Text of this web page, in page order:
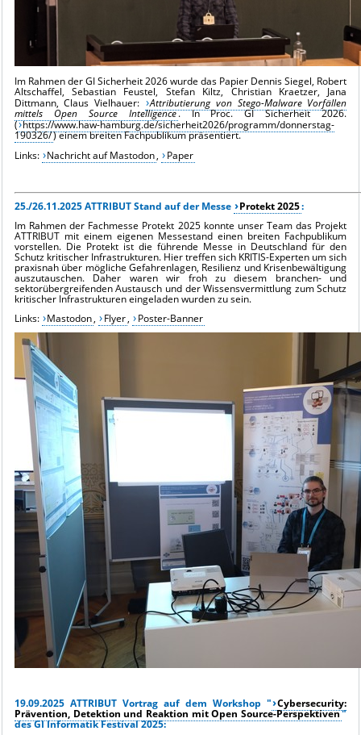
Im Rahmen der GI Sicherheit 2026 wurde das Papier Dennis Siegel, Robert
Altschaffel, Sebastian Feustel, Stefan Kiltz, Christian Kraetzer, Jana
Dittmann, Claus Vielhauer:
Attributierung von Stego-Malware Vorfällen
mittels Open Source Intelligence. In Proc. GI Sicherheit 2026.
( https://www.haw-hamburg.de/sicherheit2026/programm/donnerstag-
190326/) einem breiten Fachpublikum präsentiert.
Links: Nachricht auf Mastodon, Paper
25./26.11.2025 ATTRIBUT Stand auf der Messe Protekt 2025:
Im Rahmen der Fachmesse Protekt 2025 konnte unser Team das Projekt
ATTRIBUT mit einem eigenen Messestand einen breiten Fachpublikum
vorstellen. Die Protekt ist die führende Messe in Deutschland für den
Schutz kritischer Infrastrukturen. Hier treffen sich KRITIS-Experten um sich
praxisnah über mögliche Gefahrenlagen, Resilienz und Krisenbewältigung
auszutauschen. Daher waren wir froh zu diesem branchen- und
sektorübergreifenden Austausch und der Wissensvermittlung zum Schutz
kritischer Infrastrukturen eingeladen wurden zu sein.
Links: Mastodon, Flyer, Poster-Banner
19.09.2025 ATTRIBUT Vortrag auf dem Workshop " Cybersecurity:
Prävention, Detektion und Reaktion mit Open Source-Perspektiven"
des GI Informatik Festival 2025: